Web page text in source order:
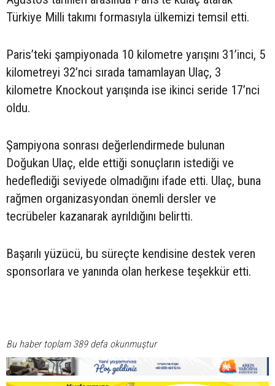
Türkiye Milli takımı formasıyla ülkemizi temsil etti.
Paris’teki şampiyonada 10 kilometre yarışını 31’inci, 5
kilometreyi 32’nci sırada tamamlayan Ulaç, 3
kilometre Knockout yarışında ise ikinci seride 17’nci
oldu.
Şampiyona sonrası değerlendirmede bulunan
Doğukan Ulaç, elde ettiği sonuçların istediği ve
hedeflediği seviyede olmadığını ifade etti. Ulaç, buna
rağmen organizasyondan önemli dersler ve
tecrübeler kazanarak ayrıldığını belirtti.
Başarılı yüzücü, bu süreçte kendisine destek veren
sponsorlara ve yanında olan herkese teşekkür etti.
Bu haber toplam 389 defa okunmuştur